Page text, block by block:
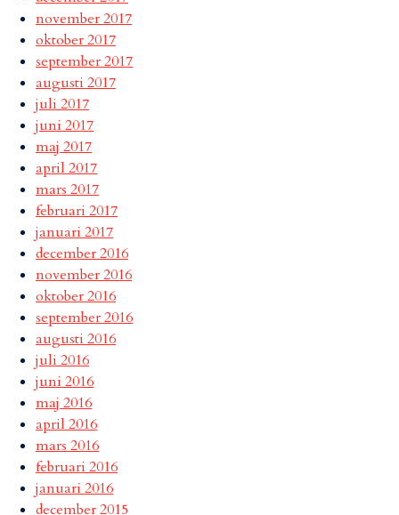
november 2017
oktober 2017
september 2017
augusti 2017
juli 2017
juni 2017
maj 2017
april 2017
mars 2017
februari 2017
januari 2017
december 2016
november 2016
oktober 2016
september 2016
augusti 2016
juli 2016
juni 2016
maj 2016
april 2016
mars 2016
februari 2016
januari 2016
december 2015